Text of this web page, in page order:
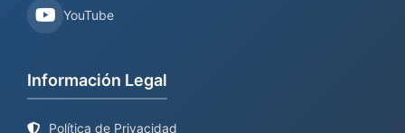
YouTube
Información Legal
Política de Privacidad